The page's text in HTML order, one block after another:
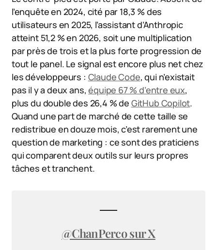
l’enquête en 2024, cité par 18,3 % des
utilisateurs en 2025, l’assistant d’Anthropic
atteint 51,2 % en 2026, soit une multiplication
par près de trois et la plus forte progression de
tout le panel. Le signal est encore plus net chez
les développeurs : Claude Code, qui n’existait
pas il y a deux ans,équipe 67 % d’entre eux,
plus du double des 26,4 % de GitHub Copilot.
Quand une part de marché de cette taille se
redistribue en douze mois, c’est rarement une
question de marketing : ce sont des praticiens
qui comparent deux outils sur leurs propres
tâches et tranchent.
@ChanPerco sur X